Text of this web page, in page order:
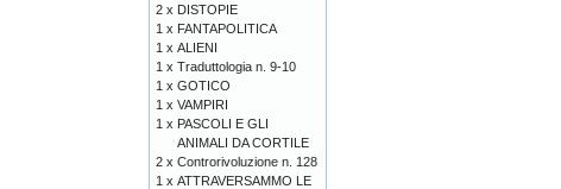
2 x DISTOPIE
1 x FANTAPOLITICA
1 x ALIENI
1 x Traduttologia n. 9-10
1 x GOTICO
1 x VAMPIRI
1 x PASCOLI E GLI
ANIMALI DA CORTILE
2 x Controrivoluzione n. 128
1 x ATTRAVERSAMMO LE